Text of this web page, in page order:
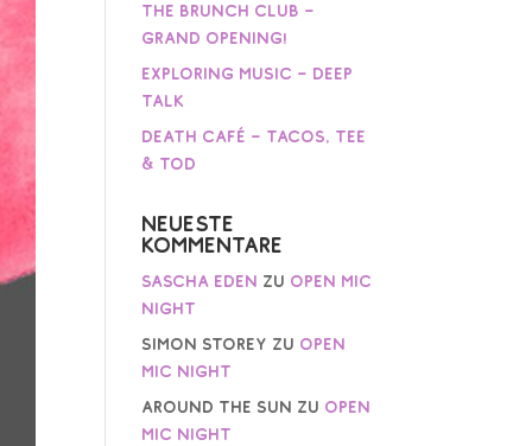
The Brunch Club –
Grand Opening!
Exploring Music – Deep
Talk
Death Café – Tacos, Tee
& Tod
Neueste
Kommentare
Sascha Eden zu Open Mic
Night
Simon Storey zu Open
Mic Night
AROUND THE SUN zu Open
Mic Night